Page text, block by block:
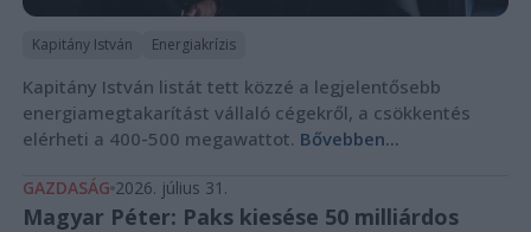
Kapitány István Energiakrízis
Kapitány István listát tett közzé a legjelentősebb
energiamegtakarítást vállaló cégekről, a csökkentés
elérheti a 400-500 megawattot. Bővebben...
GAZDASÁG 2026. július 31.
Magyar Péter: Paks kiesése 50 milliárdos